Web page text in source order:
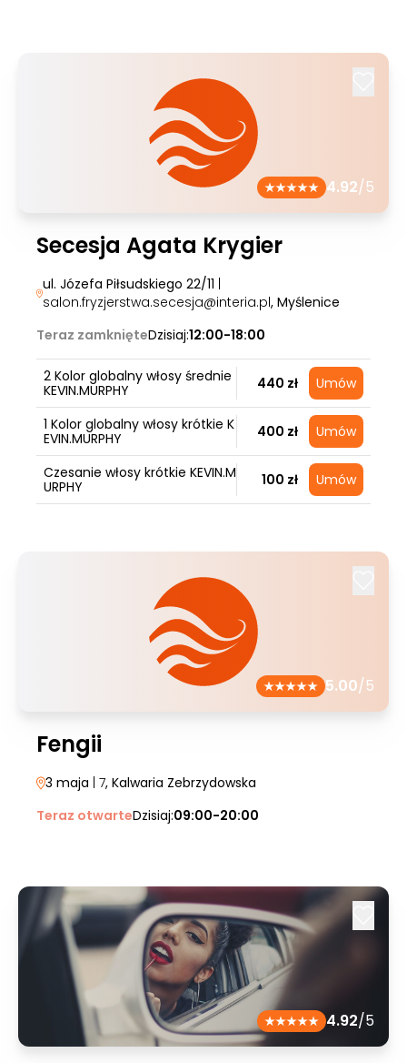
4.92/5
Secesja Agata Krygier
ul. Józefa Piłsudskiego 22/11
salon.fryzjerstwa.secesja@interia.pl, Myślenice
Teraz zamknięteDzisiaj:12:00-18:00
2 Kolor globalny włosy średnie
KEVIN.MURPHY
440 zł Umów
1 Kolor globalny włosy krótkie K
EVIN.MURPHY
400 zł Umów
Czesanie włosy krótkie KEVIN.M
URPHY
100 zł Umów
5.00/5
Fengii
3 maja | 7, Kalwaria Zebrzydowska
Teraz otwarteDzisiaj:09:00-20:00
4.92/5